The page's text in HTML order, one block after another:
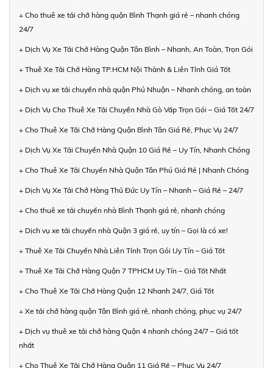
+ Cho thuê xe tải chở hàng quận Bình Thạnh giá rẻ – nhanh chóng
24/7
+ Dịch Vụ Xe Tải Chở Hàng Quận Tân Bình – Nhanh, An Toàn, Trọn Gói
+ Thuê Xe Tải Chở Hàng TP.HCM Nội Thành & Liên Tỉnh Giá Tốt
+ Dịch vụ xe tải chuyển nhà quận Phú Nhuận – Nhanh chóng, an toàn
+ Dịch Vụ Cho Thuê Xe Tải Chuyển Nhà Gò Vấp Trọn Gói – Giá Tốt 24/7
+ Cho Thuê Xe Tải Chở Hàng Quận Bình Tân Giá Rẻ, Phục Vụ 24/7
+ Dịch Vụ Xe Tải Chuyển Nhà Quận 10 Giá Rẻ – Uy Tín, Nhanh Chóng
+ Cho Thuê Xe Tải Chuyển Nhà Quận Tân Phú Giá Rẻ | Nhanh Chóng
+ Dịch Vụ Xe Tải Chở Hàng Thủ Đức Uy Tín – Nhanh – Giá Rẻ – 24/7
+ Cho thuê xe tải chuyển nhà Bình Thạnh giá rẻ, nhanh chóng
+ Dịch vụ xe tải chuyển nhà Quận 3 giá rẻ, uy tín – Gọi là có xe!
+ Thuê Xe Tải Chuyển Nhà Liên Tỉnh Trọn Gói Uy Tín – Giá Tốt
+ Thuê Xe Tải Chở Hàng Quận 7 TPHCM Uy Tín – Giá Tốt Nhất
+ Cho Thuê Xe Tải Chở Hàng Quận 12 Nhanh 24/7, Giá Tốt
+ Xe tải chở hàng quận Tân Bình giá rẻ, nhanh chóng, phục vụ 24/7
+ Dịch vụ thuê xe tải chở hàng Quận 4 nhanh chóng 24/7 – Giá tốt
nhất
+ Cho Thuê Xe Tải Chở Hàng Quận 11 Giá Rẻ – Phục Vụ 24/7